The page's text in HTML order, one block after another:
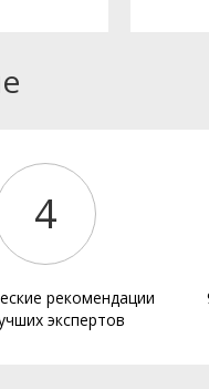
4
рекомендации
экспертов